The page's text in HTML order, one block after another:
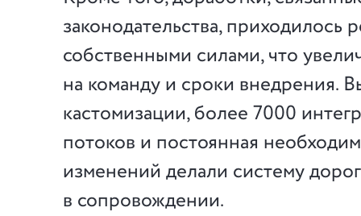
законодательства, приходилось
собственными силами, что
на команду и сроки внедрения.
кастомизации, более 7000
потоков и постоянная
изменений делали систему
в сопровождении.